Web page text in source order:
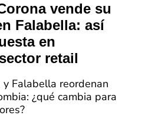
vende su
Falabella: así
en
retail
y Falabella reordenan
¿qué cambia para